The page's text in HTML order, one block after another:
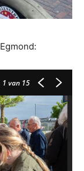
1 van 15